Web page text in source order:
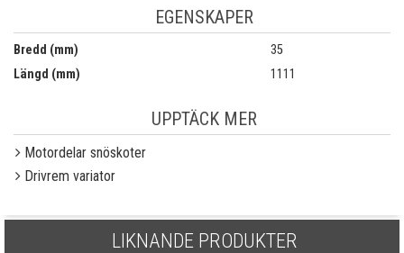
EGENSKAPER
Bredd (mm)
35
Längd (mm)
1111
UPPTÄCK MER
Motordelar snöskoter
Drivrem variator
LIKNANDE PRODUKTER